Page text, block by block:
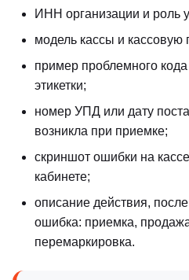
ИНН организации и роль
модель кассы и кассовую
пример проблемного
этикетки;
номер УПД или дату
возникла при приемке;
скриншот ошибки на
кабинете;
описание действия,
ошибка: приемка,
перемаркировка.